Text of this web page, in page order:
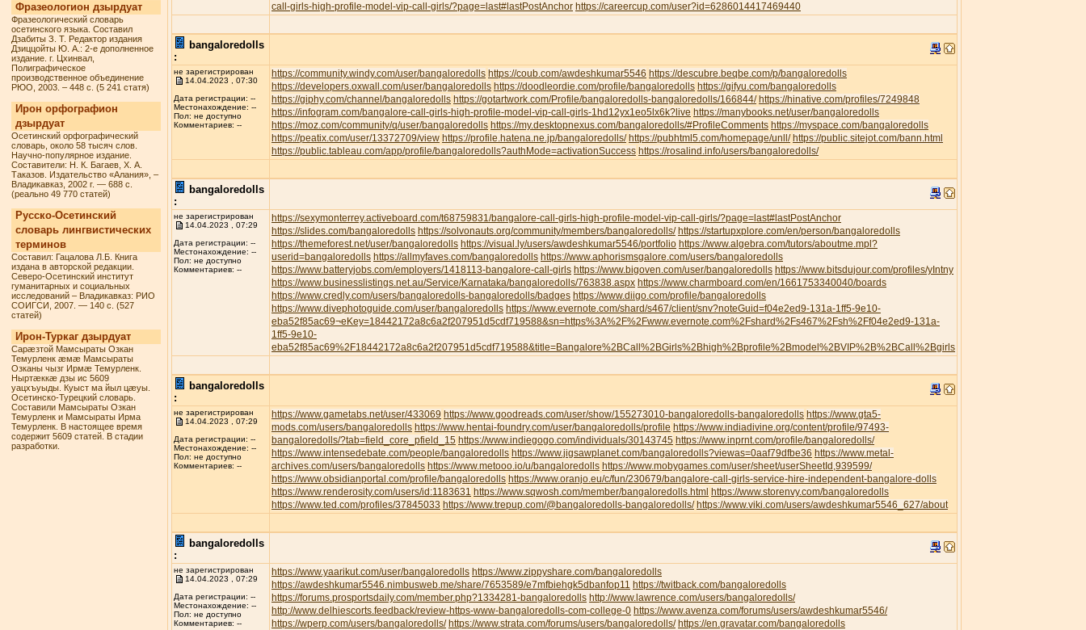
Фразеологион дзырдуат
Фразеологический словарь
осетинского языка. Составил
Дзабиты З. Т. Редактор издания
Дзиццойты Ю. А.: 2-е дополненное
издание. г. Цхинвал,
Полиграфическое
производственное объединение
РЮО, 2003. – 448 с. (5 241 статя)
Ирон орфографион
дзырдуат
Осетинский орфографический
словарь, около 58 тысяч слов.
Научно-популярное издание.
Составители: Н. К. Багаев, Х. А.
Таказов. Издательство «Алания», –
Владикавказ, 2002 г. — 688 с.
(реально 49 770 статей)
Русско-Осетинский
словарь лингвистических
терминов
Составил: Гацалова Л.Б. Книга
издана в авторской редакции.
Северо-Осетинский институт
гуманитарных и социальных
исследований – Владикавказ: РИО
СОИГСИ, 2007. — 140 с. (527
статей)
Ирон-Туркаг дзырдуат
Сарæзтой Мамсыраты Озкан
Темурленк æмæ Мамсыраты
Озканы чызг Ирмæ Темурленк.
Ныртæккæ дзы ис 5609
уацхъуыды. Куыст ма йыл цæуы.
Осетинско-Турецкий словарь.
Составили Мамсыраты Озкан
Темурленк и Мамсыраты Ирма
Темурленк. В настоящее время
содержит 5609 статей. В стадии
разработки.
call-girls-high-profile-model-vip-call-girls/?page=last#lastPostAnchor https://careercup.com/user?id=6286014417469440
bangaloredolls
:
не зарегистрирован
14.04.2023 , 07:30
Дата регистрации: --
Местонахождение: --
Пол: не доступно
Комментариев: --
https://community.windy.com/user/bangaloredolls https://coub.com/awdeshkumar5546 https://descubre.beqbe.com/p/bangaloredolls
https://developers.oxwall.com/user/bangaloredolls https://doodleordie.com/profile/bangaloredolls https://gifyu.com/bangaloredolls
https://giphy.com/channel/bangaloredolls https://gotartwork.com/Profile/bangaloredolls-bangaloredolls/166844/ https://hinative.com/profiles/7249848
https://infogram.com/bangalore-call-girls-high-profile-model-vip-call-girls-1hd12yx1eo5lx6k?live https://manybooks.net/user/bangaloredolls
https://moz.com/community/q/user/bangaloredolls https://my.desktopnexus.com/bangaloredolls/#ProfileComments https://myspace.com/bangaloredolls
https://peatix.com/user/13372709/view https://profile.hatena.ne.jp/bangaloredolls/ https://pubhtml5.com/homepage/unll/ https://public.sitejot.com/bann.html
https://public.tableau.com/app/profile/bangaloredolls?authMode=activationSuccess https://rosalind.info/users/bangaloredolls/
bangaloredolls
:
не зарегистрирован
14.04.2023 , 07:29
Дата регистрации: --
Местонахождение: --
Пол: не доступно
Комментариев: --
https://sexymonterrey.activeboard.com/t68759831/bangalore-call-girls-high-profile-model-vip-call-girls/?page=last#lastPostAnchor
https://slides.com/bangaloredolls https://solvonauts.org/community/members/bangaloredolls/ https://startupxplore.com/en/person/bangaloredolls
https://themeforest.net/user/bangaloredolls https://visual.ly/users/awdeshkumar5546/portfolio https://www.algebra.com/tutors/aboutme.mpl?
userid=bangaloredolls https://allmyfaves.com/bangaloredolls https://www.aphorismsgalore.com/users/bangaloredolls
https://www.batteryjobs.com/employers/1418113-bangalore-call-girls https://www.bigoven.com/user/bangaloredolls https://www.bitsdujour.com/profiles/yIntny
https://www.businesslistings.net.au/Service/Karnataka/bangaloredolls/763838.aspx https://www.charmboard.com/en/1661753340040/boards
https://www.credly.com/users/bangaloredolls-bangaloredolls/badges https://www.diigo.com/profile/bangaloredolls
https://www.divephotoguide.com/user/bangaloredolls https://www.evernote.com/shard/s467/client/snv?noteGuid=f04e2ed9-131a-1ff5-9e10-
eba52f85ac69¬eKey=18442172a8c6a2f207951d5cdf719588&sn=https%3A%2F%2Fwww.evernote.com%2Fshard%2Fs467%2Fsh%2Ff04e2ed9-131a-
1ff5-9e10-
eba52f85ac69%2F18442172a8c6a2f207951d5cdf719588&title=Bangalore%2BCall%2BGirls%2Bhigh%2Bprofile%2Bmodel%2BVIP%2B%2BCall%2Bgirls
bangaloredolls
:
не зарегистрирован
14.04.2023 , 07:29
Дата регистрации: --
Местонахождение: --
Пол: не доступно
Комментариев: --
https://www.gametabs.net/user/433069 https://www.goodreads.com/user/show/155273010-bangaloredolls-bangaloredolls https://www.gta5-
mods.com/users/bangaloredolls https://www.hentai-foundry.com/user/bangaloredolls/profile https://www.indiadivine.org/content/profile/97493-
bangaloredolls/?tab=field_core_pfield_15 https://www.indiegogo.com/individuals/30143745 https://www.inprnt.com/profile/bangaloredolls/
https://www.intensedebate.com/people/bangaloredolls https://www.jigsawplanet.com/bangaloredolls?viewas=0aaf79dfbe36 https://www.metal-
archives.com/users/bangaloredolls https://www.metooo.io/u/bangaloredolls https://www.mobygames.com/user/sheet/userSheetId,939599/
https://www.obsidianportal.com/profile/bangaloredolls https://www.oranjo.eu/c/fun/230679/bangalore-call-girls-service-hire-independent-bangalore-dolls
https://www.renderosity.com/users/id:1183631 https://www.sqwosh.com/member/bangaloredolls.html https://www.storenvy.com/bangaloredolls
https://www.ted.com/profiles/37845033 https://www.trepup.com/@bangaloredolls-bangaloredolls/ https://www.viki.com/users/awdeshkumar5546_627/about
bangaloredolls
:
не зарегистрирован
14.04.2023 , 07:29
Дата регистрации: --
Местонахождение: --
Пол: не доступно
Комментариев: --
https://www.yaarikut.com/user/bangaloredolls https://www.zippyshare.com/bangaloredolls
https://awdeshkumar5546.nimbusweb.me/share/7653589/e7mfbiehgk5dbanfop11 https://twitback.com/bangaloredolls
https://forums.prosportsdaily.com/member.php?1334281-bangaloredolls http://www.lawrence.com/users/bangaloredolls/
http://www.delhiescorts.feedback/review-https-www-bangaloredolls-com-college-0 https://www.avenza.com/forums/users/awdeshkumar5546/
https://wperp.com/users/bangaloredolls/ https://www.strata.com/forums/users/bangaloredolls/ https://en.gravatar.com/bangaloredolls